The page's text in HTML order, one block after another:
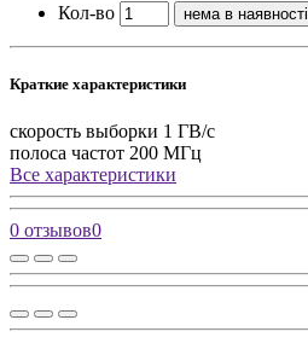
Кол-во нема в наявності
Краткие характеристики
скорость выборки 1 ГВ/с
полоса частот 200 МГц
Все характеристики
0 отзывов0